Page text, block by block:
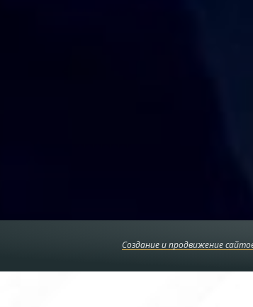
Создание и продвижение